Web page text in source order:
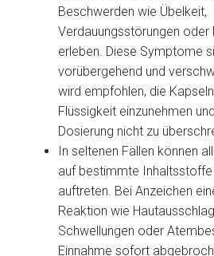
Beschwerden wie Übelkeit,
Verdauungsstörungen
erleben. Diese Symptome
vorübergehend und
wird empfohlen, die
Flüssigkeit einzunehmen
Dosierung nicht zu
In seltenen Fällen können
auf bestimmte
auftreten. Bei Anzeichen
Reaktion wie
Schwellungen oder
Einnahme sofort